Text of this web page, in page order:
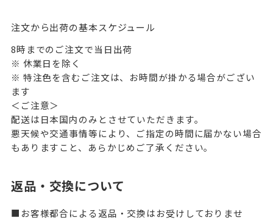
注文から出荷の基本スケジュール
8時までのご注文で当日出荷
※ 休業日を除く
※ 特注色を含むご注文は、お時間が掛かる場合がござい
ます
＜ご注意＞
配送は日本国内のみとさせていただきます。
悪天候や交通事情等により、ご指定の時間に届かない場合
もありますこと、あらかじめご了承ください。
返品・交換について
■お客様都合による返品・交換はお受けしておりませ